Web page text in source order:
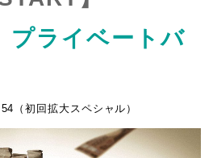
ライベートバ
（初回拡大スペシャル）